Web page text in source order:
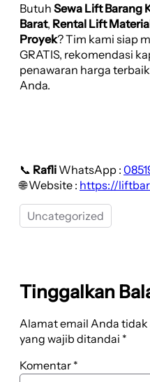
Butuh Sewa Lift Barang
Barat, Rental Lift
Proyek? Tim kami siap
GRATIS, rekomendasi
penawaran harga
Anda.
📞 Rafli WhatsApp :
🌐 Website : https://
Uncategorized
Tinggalkan
Alamat email Anda
yang wajib ditandai *
Komentar *